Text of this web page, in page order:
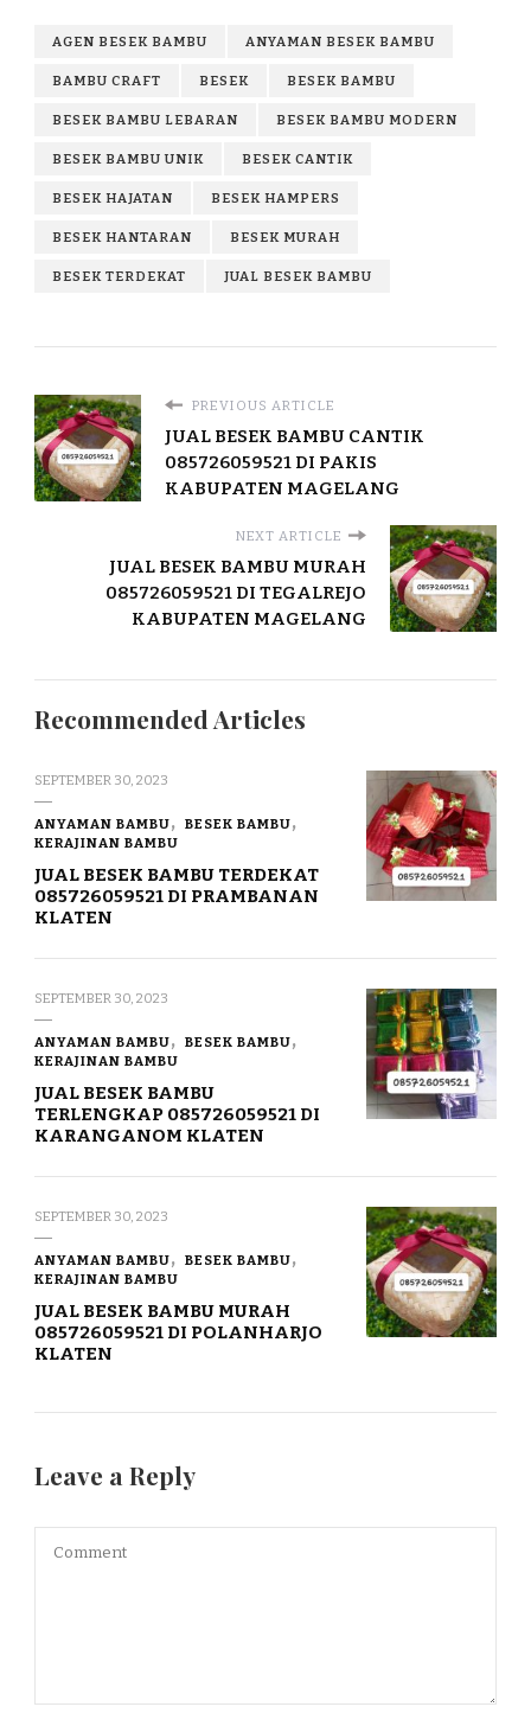
AGEN BESEK BAMBU ANYAMAN BESEK BAMBU
BAMBU CRAFT BESEK BESEK BAMBU
BESEK BAMBU LEBARAN BESEK BAMBU MODERN
BESEK BAMBU UNIK BESEK CANTIK
BESEK HAJATAN BESEK HAMPERS
BESEK HANTARAN BESEK MURAH
BESEK TERDEKAT JUAL BESEK BAMBU
PREVIOUS ARTICLE
JUAL BESEK BAMBU CANTIK
085726059521 DI PAKIS
KABUPATEN MAGELANG
NEXT ARTICLE
JUAL BESEK BAMBU MURAH
085726059521 DI TEGALREJO
KABUPATEN MAGELANG
Recommended Articles
SEPTEMBER 30, 2023
ANYAMAN BAMBU
BESEK BAMBU
KERAJINAN BAMBU
JUAL BESEK BAMBU TERDEKAT
085726059521 DI PRAMBANAN
KLATEN
SEPTEMBER 30, 2023
ANYAMAN BAMBU
BESEK BAMBU
KERAJINAN BAMBU
JUAL BESEK BAMBU
TERLENGKAP 085726059521 DI
KARANGANOM KLATEN
SEPTEMBER 30, 2023
ANYAMAN BAMBU
BESEK BAMBU
KERAJINAN BAMBU
JUAL BESEK BAMBU MURAH
085726059521 DI POLANHARJO
KLATEN
Leave a Reply